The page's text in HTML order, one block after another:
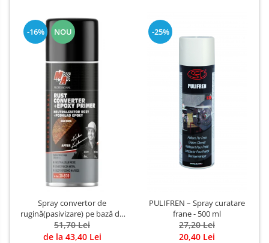
-16% NOU
Spray convertor de
rugină(pasivizare) pe bază de
rasini epoxidice, 400 ml
51,70 Lei
de la 43,40 Lei
-25%
PULIFREN – Spray curatare
frane - 500 ml
27,20 Lei
20,40 Lei